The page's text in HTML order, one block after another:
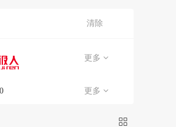
清除
更多
更多